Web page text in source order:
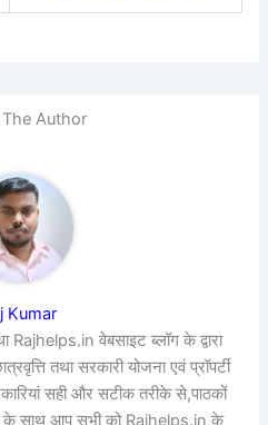
Author
Kumar
Rajhelps.in वेबसाइट ब्लॉग के द्वारा
तथा सरकारी योजना एवं प्रॉपर्टी
सही और सटीक तरीके से,पाठकों
के साथ आप सभी को Rajhelps.in के